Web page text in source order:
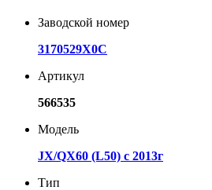
Заводской номер
3170529X0C
Артикул
566535
Модель
JX/QX60 (L50) с 2013г
Тип